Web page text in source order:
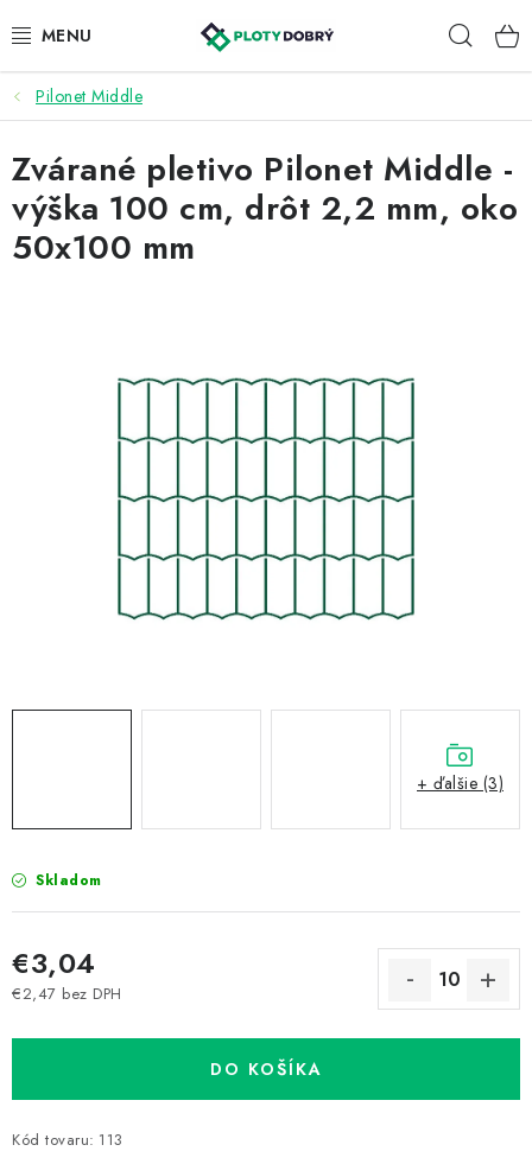
na
PLETIVA A PLOTY
PRÍSLUŠENSTVO
BRÁNY A BRÁNKY
Pilonet Middle
Skladom
€3,04
€2,47 bez DPH
DO KOŠÍKA
Kód tovaru: 113
Zvárané pletivo Pilonet Middle -
výška 100 cm, drôt 2,2 mm, oko
50x100 mm
+ ďalšie (3)